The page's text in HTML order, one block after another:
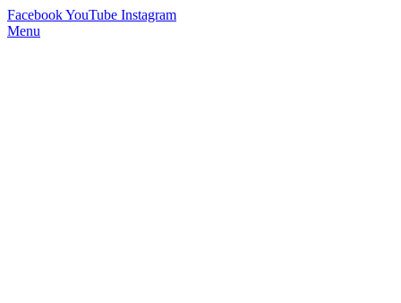
FacebookYouTube Instagram
Menu